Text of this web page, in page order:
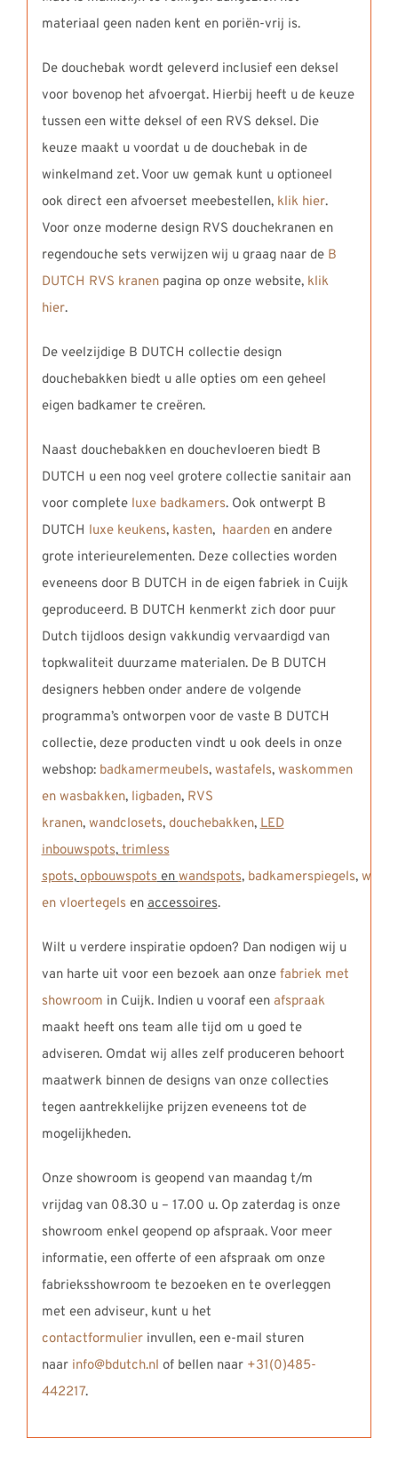
materiaal geen naden kent en poriën-vrij is.
De douchebak wordt geleverd inclusief een deksel
voor bovenop het afvoergat. Hierbij heeft u de keuze
tussen een witte deksel of een RVS deksel. Die
keuze maakt u voordat u de douchebak in de
winkelmand zet. Voor uw gemak kunt u optioneel
ook direct een afvoerset meebestellen, klik hier.
Voor onze moderne design RVS douchekranen en
regendouche sets verwijzen wij u graag naar de B
DUTCH RVS kranenpagina op onze website, klik
hier.
De veelzijdige B DUTCH collectie design
douchebakken biedt u alle opties om een geheel
eigen badkamer te creëren.
Naast douchebakken en douchevloeren biedt B
DUTCH u een nog veel grotere collectie sanitair aan
voor complete luxe badkamers. Ook ontwerpt B
DUTCH luxe keukens, kasten, haardenen andere
grote interieurelementen. Deze collecties worden
eveneens door B DUTCH in de eigen fabriek in Cuijk
geproduceerd. B DUTCH kenmerkt zich door puur
Dutch tijdloos design vakkundig vervaardigd van
topkwaliteit duurzame materialen. De B DUTCH
designers hebben onder andere de volgende
programma’s ontworpen voor de vaste B DUTCH
collectie, deze producten vindt u ook deels in onze
webshop: badkamermeubels, wastafels, waskommen
en wasbakken, ligbaden, RVS
kranen, wandclosets, douchebakken, LED
inbouwspots,trimless
spots, opbouwspots en wandspots, badkamerspiegels, wand-
en vloertegels en accessoires.
Wilt u verdere inspiratie opdoen? Dan nodigen wij u
van harte uit voor een bezoek aan onze fabriek met
showroom in Cuijk. Indien u vooraf een afspraak
maakt heeft ons team alle tijd om u goed te
adviseren. Omdat wij alles zelf produceren behoort
maatwerk binnen de designs van onze collecties
tegen aantrekkelijke prijzen eveneens tot de
mogelijkheden.
Onze showroom is geopend van maandag t/m
vrijdag van 08.30 u – 17.00 u. Op zaterdag is onze
showroom enkel geopend op afspraak. Voor meer
informatie, een offerte of een afspraak om onze
fabrieksshowroom te bezoeken en te overleggen
met een adviseur, kunt u het
contactformulierinvullen, een e-mail sturen
naar info@bdutch.nl of bellen naar +31(0)485-
442217.